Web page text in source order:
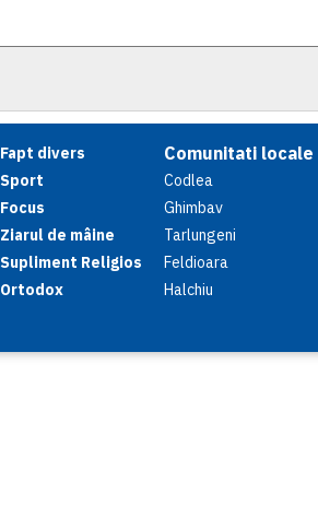
Fapt divers
Sport
Focus
Ziarul de mâine
Supliment Religios
Ortodox
Comunitati locale
Codlea
Ghimbav
Tarlungeni
Feldioara
Halchiu